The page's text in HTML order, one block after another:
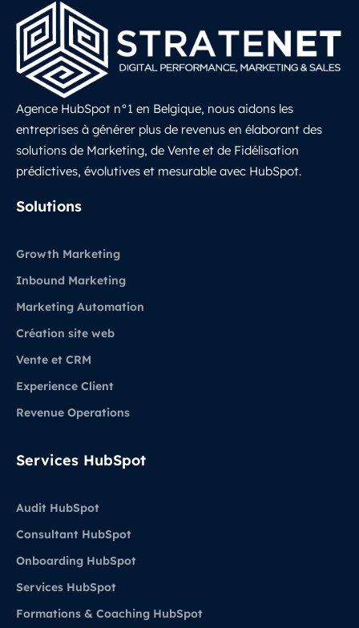
Agence HubSpot n°1 en Belgique, nous aidons les
entreprises à générer plus de revenus en élaborant des
solutions de Marketing, de Vente et de Fidélisation
prédictives, évolutives et mesurable avec HubSpot.
Solutions
Growth Marketing
Inbound Marketing
Marketing Automation
Création site web
Vente et CRM
Experience Client
Revenue Operations
Services HubSpot
Audit HubSpot
Consultant HubSpot
Onboarding HubSpot
Services HubSpot
Formations & Coaching HubSpot